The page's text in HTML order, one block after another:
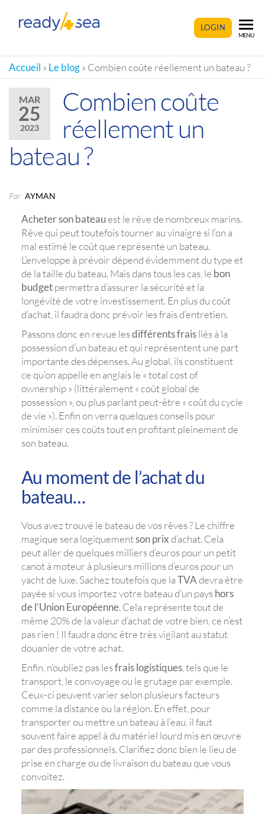
READY4SEALOGIN
MENU
Accueil » Le blog» Combien coûte réellement un bateau ?
MAR
25
2023
Combien coûte
réellement un
bateau ?
Par AYMAN
Acheter son bateauest le rêve de nombreux marins.
Rêve qui peut toutefois tourner au vinaigre si l’on a
mal estimé le coût que représente un bateau.
L’enveloppe à prévoir dépend évidemment du type et
de la taille du bateau. Mais dans tous les cas, le bon
budgetpermettra d’assurer la sécurité et la
longévité de votre investissement. En plus du coût
d’achat, il faudra donc prévoir les frais d’entretien.
Passons donc en revue lesdifférents fraisliés à la
possession d’un bateau et qui représentent une part
importante des dépenses. Au global, ils constituent
ce qu’on appelle en anglais le « total cost of
ownership » (littéralement « coût global de
possession », ou plus parlant peut-être « coût du cycle
de vie »). Enfin on verra quelques conseils pour
minimiser ces coûts tout en profitant pleinement de
son bateau.
Au moment de l’achat du
bateau…
Vous avez trouvé le bateau de vos rêves ? Le chiffre
magique sera logiquementson prixd’achat. Cela
peut aller de quelques milliers d’euros pour un petit
canot à moteur à plusieurs millions d’euros pour un
yacht de luxe. Sachez toutefois que laTVAdevra être
payée si vous importez votre bateau d’un payshors
de l’Union Européenne. Cela représente tout de
même 20% de la valeur d’achat de votre bien, ce n’est
pas rien ! Il faudra donc être très vigilant au statut
douanier de votre achat.
Enfin, n’oubliez pas lesfrais logistiques, tels que le
transport, le convoyage ou le grutage par exemple.
Ceux-ci peuvent varier selon plusieurs facteurs
comme la distance ou la région. En effet, pour
transporter ou mettre un bateau à l’eau, il faut
souvent faire appel à du matériel lourd mis en œuvre
par des professionnels. Clarifiez donc bien le lieu de
prise en charge ou de livraison du bateau que vous
convoitez.